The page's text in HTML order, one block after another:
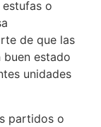
o
de que las
buen estado
unidades
partidos o